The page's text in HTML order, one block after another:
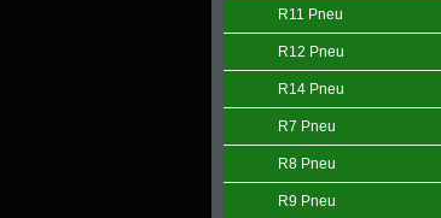
R11 Pneu
R12 Pneu
R14 Pneu
R7 Pneu
R8 Pneu
R9 Pneu